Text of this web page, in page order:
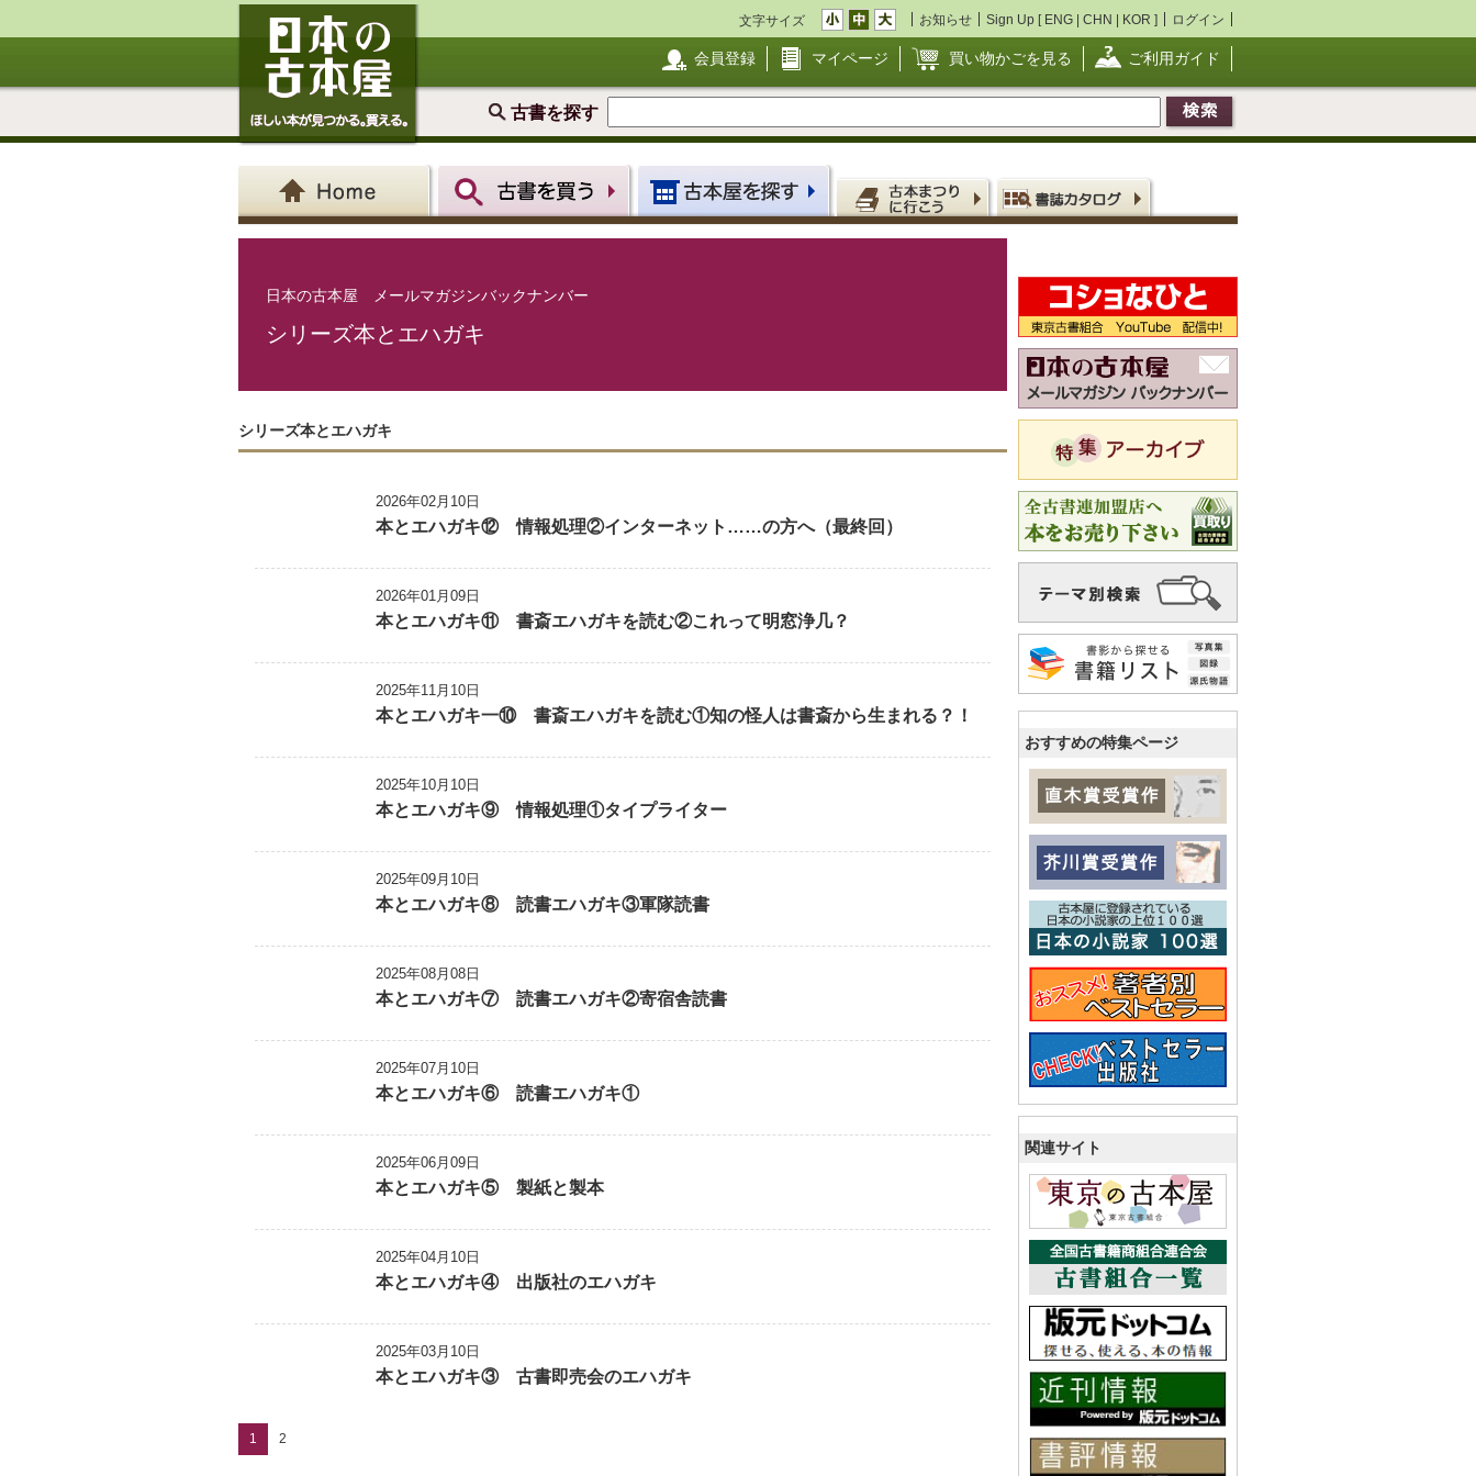
文字サイズ お知らせ Sign Up [ ENG | CHN | KOR ] ログイン
会員登録 マイページ 買い物かごを見る ご利用ガイド
古書を探す
⽇本の古本屋 メールマガジンバックナンバー
シリーズ本とエハガキ
シリーズ本とエハガキ
2026年02月10日
本とエハガキ⑫ 情報処理②インターネット……の方へ（最終回）
2026年01月09日
本とエハガキ⑪ 書斎エハガキを読む②これって明窓浄几？
2025年11月10日
本とエハガキ一⑩ 書斎エハガキを読む①知の怪人は書斎から生まれる？！
2025年10月10日
本とエハガキ⑨ 情報処理①タイプライター
2025年09月10日
本とエハガキ⑧ 読書エハガキ③軍隊読書
2025年08月08日
本とエハガキ⑦ 読書エハガキ②寄宿舎読書
2025年07月10日
本とエハガキ⑥ 読書エハガキ①
2025年06月09日
本とエハガキ⑤ 製紙と製本
2025年04月10日
本とエハガキ④ 出版社のエハガキ
2025年03月10日
本とエハガキ③ 古書即売会のエハガキ
1 2
おすすめの特集ページ
関連サイト